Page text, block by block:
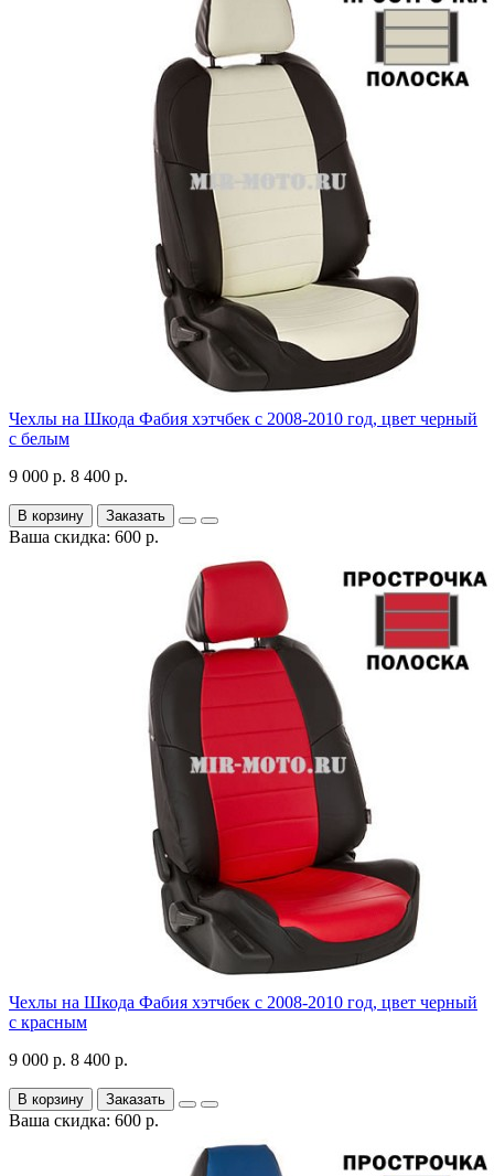
Чехлы на Шкода Фабия хэтчбек с 2008-2010 год, цвет черный
с белым
9 000 р. 8 400 р.
В корзину Заказать
Ваша скидка: 600 р.
Чехлы на Шкода Фабия хэтчбек с 2008-2010 год, цвет черный
с красным
9 000 р. 8 400 р.
В корзину Заказать
Ваша скидка: 600 р.